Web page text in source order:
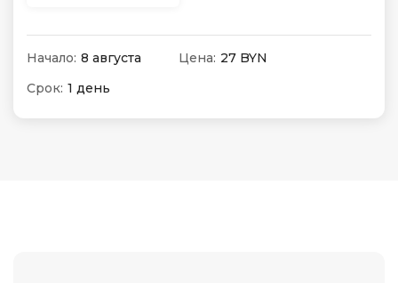
Начало: 8 августа Цена: 27 BYN
Срок: 1 день